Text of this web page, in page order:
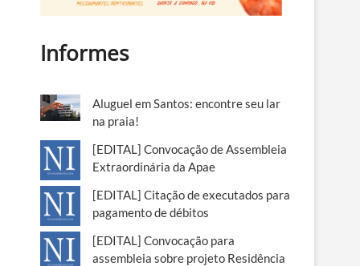
Informes
Aluguel em Santos: encontre seu lar
na praia!
[EDITAL] Convocação de Assembleia
Extraordinária da Apae
[EDITAL] Citação de executados para
pagamento de débitos
[EDITAL] Convocação para
assembleia sobre projeto Residência